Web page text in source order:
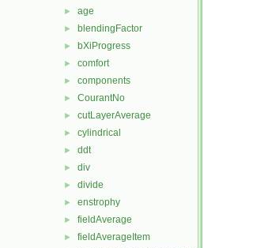
► age
► blendingFactor
► bXiProgress
► comfort
► components
► CourantNo
► cutLayerAverage
► cylindrical
► ddt
► div
► divide
► enstrophy
► fieldAverage
► fieldAverageItem